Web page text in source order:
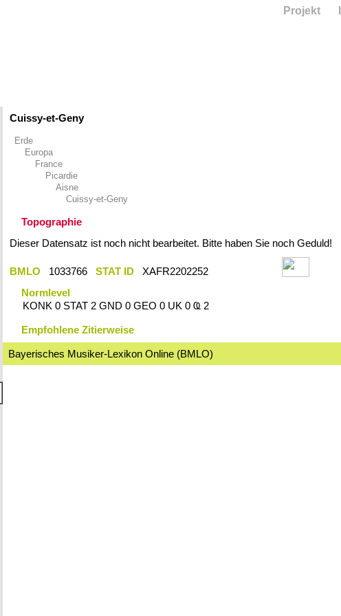
Cuissy-et-Geny
Erde
Europa
France
Picardie
Aisne
Cuissy-et-Geny
Topographie
Dieser Datensatz ist noch nicht bearbeitet. Bitte haben Sie noch Geduld!
BMLO 1033766 STAT ID
XAFR2202252
Normlevel
KONK 0 STAT 2 GND 0 GEO 0 UK 0 Ҩ 2
Empfohlene Zitierweise
Bayerisches Musiker-Lexikon Online (BMLO)
Projekt